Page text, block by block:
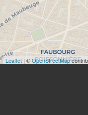
Leaflet| ©OpenStreetMap